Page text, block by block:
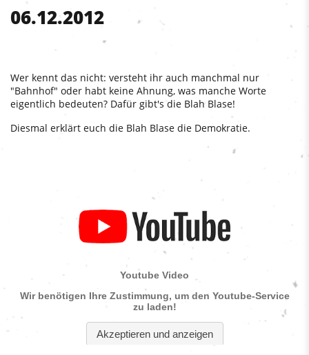
06.12.2012
Wer kennt das nicht: versteht ihr auch manchmal nur
"Bahnhof" oder habt keine Ahnung, was manche Worte
eigentlich bedeuten? Dafür gibt's die Blah Blase!
Diesmal erklärt euch die Blah Blase die Demokratie.